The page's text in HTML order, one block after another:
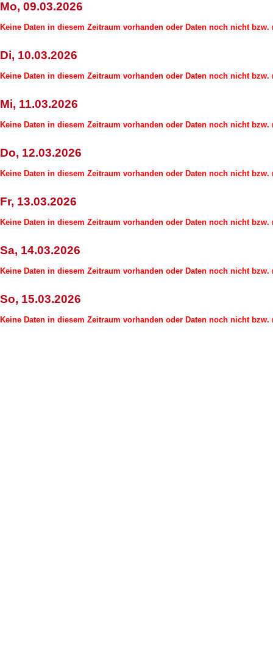
Mo, 09.03.2026
Keine Daten in diesem Zeitraum vorhanden oder Daten noch nicht
Di, 10.03.2026
Keine Daten in diesem Zeitraum vorhanden oder Daten noch nicht
Mi, 11.03.2026
Keine Daten in diesem Zeitraum vorhanden oder Daten noch nicht
Do, 12.03.2026
Keine Daten in diesem Zeitraum vorhanden oder Daten noch nicht
Fr, 13.03.2026
Keine Daten in diesem Zeitraum vorhanden oder Daten noch nicht
Sa, 14.03.2026
Keine Daten in diesem Zeitraum vorhanden oder Daten noch nicht
So, 15.03.2026
Keine Daten in diesem Zeitraum vorhanden oder Daten noch nicht